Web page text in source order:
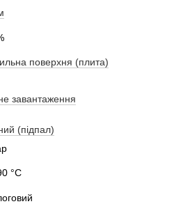
поверхня (плита)
завантаження
(підпал)
°C